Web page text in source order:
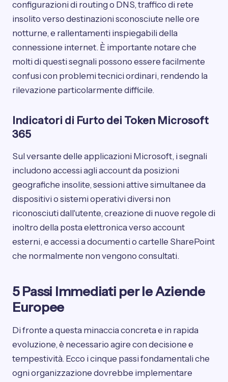
configurazioni di routing o DNS, traffico di rete
insolito verso destinazioni sconosciute nelle ore
notturne, e rallentamenti inspiegabili della
connessione internet. È importante notare che
molti di questi segnali possono essere facilmente
confusi con problemi tecnici ordinari, rendendo la
rilevazione particolarmente difficile.
Indicatori di Furto dei Token Microsoft
365
Sul versante delle applicazioni Microsoft, i segnali
includono accessi agli account da posizioni
geografiche insolite, sessioni attive simultanee da
dispositivi o sistemi operativi diversi non
riconosciuti dall'utente, creazione di nuove regole di
inoltro della posta elettronica verso account
esterni, e accessi a documenti o cartelle SharePoint
che normalmente non vengono consultati.
5 Passi Immediati per le Aziende
Europee
Di fronte a questa minaccia concreta e in rapida
evoluzione, è necessario agire con decisione e
tempestività. Ecco i cinque passi fondamentali che
ogni organizzazione dovrebbe implementare